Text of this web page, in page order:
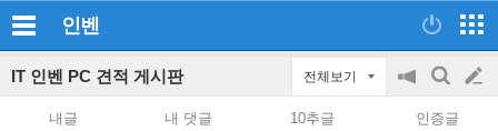
인벤
IT 인벤 PC 견적 게시판 전체보기
공
검
색
글
내글 내 댓글 10추글 인증글